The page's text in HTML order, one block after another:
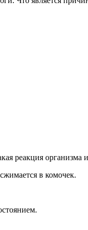
ре­ак­ция ор­га­низ­ма
в ко­мо­чек.